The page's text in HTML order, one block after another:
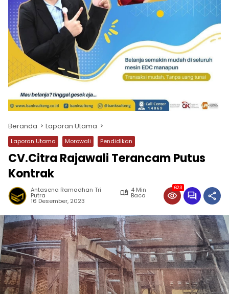
Beranda Laporan Utama
Laporan Utama Morowali Pendidikan
CV.Citra Rajawali Terancam Putus
Kontrak
Antasena Ramadhan Tri
Putra
4 Min
Baca
16 Desember, 2023
623